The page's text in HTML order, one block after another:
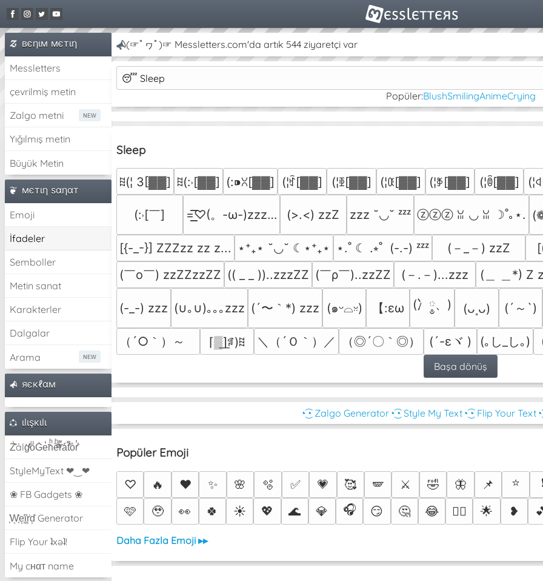
вєηιм мєтιη
Messletters
çevrilmiş metin
Zalgo metni
Yığılmış metin
Büyük Metin
мєтιη ѕαηαт
Emoji
İfadeler
Semboller
Metin sanat
Karakterler
Dalgalar
Arama
яєкℓαм
ιlιşкιlι
Z̾̽ảlg̀͐ͭ̽oͧG̀e̒̃nͪȅͪͫ̏̐r͌̑á͑t͌̑͛o̊r̓̐
StyleMyText ❤‿❤
❀ FB Gadgets ❀
͕͗W͕͕͗͗e͕͕͗͗i͕͕͗͗r͕͗d͕͗ Generator
Flip Your ʇxəʇ!
My cнαт name
(☞ﾟヮﾟ)☞ Messletters.com'da artık 544 ziyaretçi var
😴 Sleep
Popüler:BlushSmilingAnimeCrying
Sleep
ꍞ(¦ 3[▓▓] ꍞ(:˒[▓︎▓︎] (:⁍ꇤ[▓︎▓︎] (¦ꃎ[▓▓] (¦ꃩ[▓▓] (¦ꄰ[▓▓] (¦ꃆ[▓▓] (¦ꀦ[▓▓]
(:˒[￣] =͟͟͞͞♡(。-ω-)zzz… (>.<) zzZ zzz ˘◡˘ ᶻᶻᶻ ⓩⓩⓩ ꈍ ◡ ꈍ ☽˚｡⋆.
[{-_-}] ZZZzz zz z... ⋆⁺₊⋆ ˘◡˘ ☾⋆⁺₊⋆ ⋆.˚ ☾ .⭒˚  (-.-) ᶻᶻᶻ (－_－) zzZ
(￣o￣) zzZZzzZZ (( _ _ ))..zzzZZ (￣ρ￣)..zzZZ (－.－)...zzz (＿ ＿*) Z
(-_-) zzz (∪｡∪)｡｡｡zzz (´〜｀*) zzz (๑ᵕ⌓ᵕ̤) 【:εω (冫༵、) (ᴗ˳ᴗ) (´～`)
（´○｀）～ゝ ⌈▒͟⌉ꅼ)ꍞ ＼（´Ｏ｀）／ （◎´〇｀◎） (´-εヾ ) (｡し_し｡)
Başa dönüş
◔͜͡◔ Zalgo Generator◔͜͡◔ Style My Text◔͜͡◔ Flip Your Text
Popüler Emoji
♡ 🔥 ❤️ ✨ 🌸 🫧 ✅ 💗 🥰 🪽 ⚔️ 🤣 🦋 📌 ⭐
🩷
🥹 👀 🍀 ☀️ 💖 🌊 💎 🎧 😏 🤔 😂 ❤️‍🔥 🌟 ❥
Daha Fazla Emoji ▸▸